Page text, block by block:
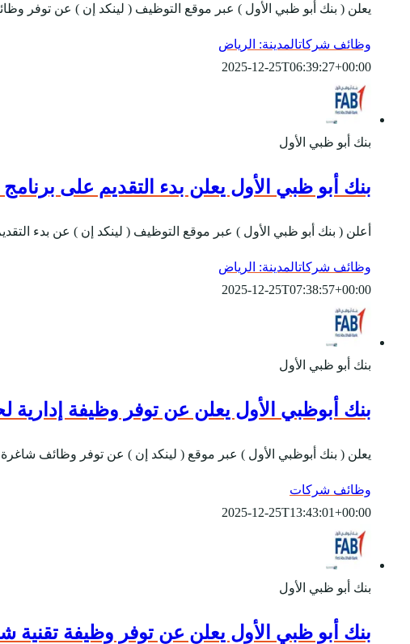
يعلن ( بنك أبو ظبي الأول ) عبر موقع التوظيف ( لينكد إن ) عن توفر
وظائف شركاتالمدينة: الرياض
2025-12-25T06:39:27+00:00
بنك أبو ظبي الأول
بنك أبو ظبي الأول يعلن بدء التقديم على
أعلن ( بنك أبو ظبي الأول ) عبر موقع التوظيف ( لينكد إن ) عن بدء
وظائف شركاتالمدينة: الرياض
2025-12-25T07:38:57+00:00
بنك أبو ظبي الأول
بنك أبوظبي الأول يعلن عن توفر وظيفة إدارية
يعلن ( بنك أبوظبي الأول ) عبر موقع ( لينكد إن ) عن توفر وظائف
وظائف شركات
2025-12-25T13:43:01+00:00
بنك أبو ظبي الأول
بنك أبو ظبي الأول يعلن عن توفر وظيفة تقنية